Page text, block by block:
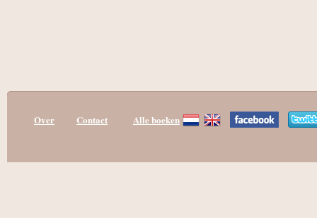
Over Contact Alle boeken